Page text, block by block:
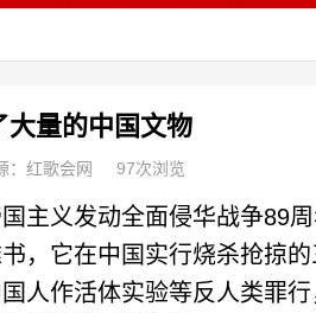
大量的中国文物
：红歌会网 97次浏览
义发动全面侵华战争89周
，它在中国实行烧杀抢掠
人作活体实验等反人类罪行